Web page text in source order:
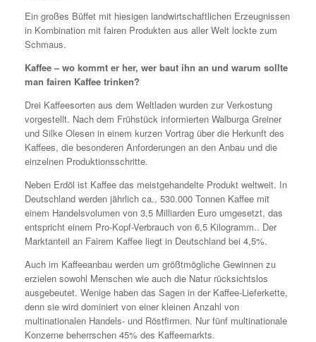
Ein großes Büffet mit hiesigen landwirtschaftlichen Erzeugnissen
in Kombination mit fairen Produkten aus aller Welt lockte zum
Schmaus.
Kaffee – wo kommt er her, wer baut ihn an und warum sollte
man fairen Kaffee trinken?
Drei Kaffeesorten aus dem Weltladen wurden zur Verkostung
vorgestellt. Nach dem Frühstück informierten Walburga Greiner
und Silke Olesen in einem kurzen Vortrag über die Herkunft des
Kaffees, die besonderen Anforderungen an den Anbau und die
einzelnen Produktionsschritte.
Neben Erdöl ist Kaffee das meistgehandelte Produkt weltweit. In
Deutschland werden jährlich ca., 530.000 Tonnen Kaffee mit
einem Handelsvolumen von 3,5 Milliarden Euro umgesetzt, das
entspricht einem Pro-Kopf-Verbrauch von 6,5 Kilogramm.. Der
Marktanteil an Fairem Kaffee liegt in Deutschland bei 4,5%.
Auch im Kaffeeanbau werden um größtmögliche Gewinnen zu
erzielen sowohl Menschen wie auch die Natur rücksichtslos
ausgebeutet. Wenige haben das Sagen in der Kaffee-Lieferkette,
denn sie wird dominiert von einer kleinen Anzahl von
multinationalen Handels- und Röstfirmen. Nur fünf multinationale
Konzerne beherrschen 45% des Kaffeemarkts.